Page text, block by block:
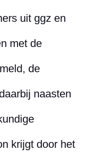
uit ggz en
met de
de
naasten
krijgt door het